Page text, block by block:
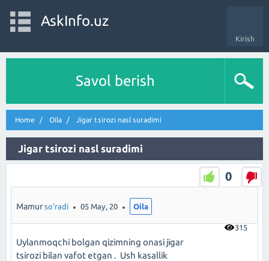
Kirish
AskInfo.uz
Savol berish
Home Oila Jigar tsirozi nasl suradimi
Jigar tsirozi nasl suradimi
0
315
Mamur so'radi 05 May, 20 Oila
Uylanmoqchi bolgan qizimning onasi jigar
tsirozi bilan vafot etgan . Ush kasallik